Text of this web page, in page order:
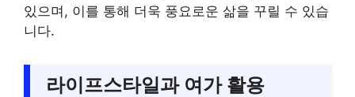
있으며, 이를 통해 더욱 풍요로운 삶을 꾸릴 수 있습
니다.
라이프스타일과 여가 활용